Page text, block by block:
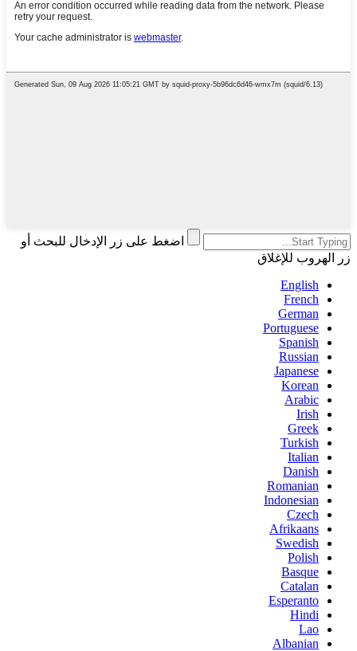
اضغط على زر الإدخال للبحث أو
زر الهروب للإغلاق
English
French
German
Portuguese
Spanish
Russian
Japanese
Korean
Arabic
Irish
Greek
Turkish
Italian
Danish
Romanian
Indonesian
Czech
Afrikaans
Swedish
Polish
Basque
Catalan
Esperanto
Hindi
Lao
Albanian